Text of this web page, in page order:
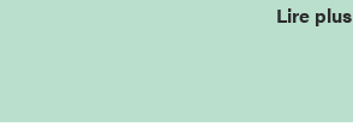
Lire plus